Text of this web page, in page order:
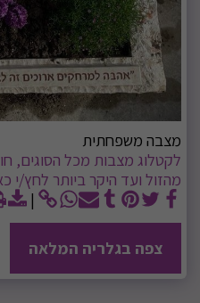
מצבה משפחתית
לקטלוג מצבות מכל הסוגים,
מהזול ועד היקר ביותר לחץ/י
צפה בגלריה המלאה